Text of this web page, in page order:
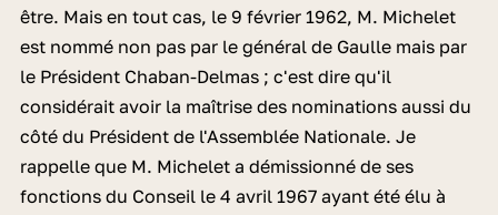
être. Mais en tout cas, le 9 février 1962, M. Michelet
est nommé non pas par le général de Gaulle mais par
le Président Chaban-Delmas ; c'est dire qu'il
considérait avoir la maîtrise des nominations aussi du
côté du Président de l'Assemblée Nationale. Je
rappelle que M. Michelet a démissionné de ses
fonctions du Conseil le 4 avril 1967 ayant été élu à